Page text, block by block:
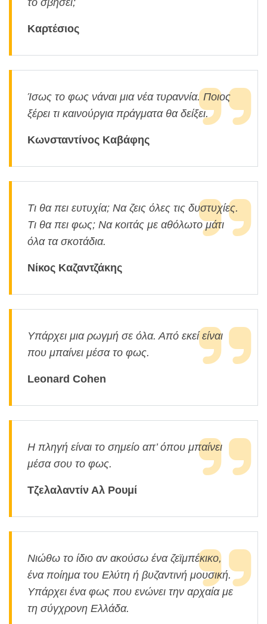
το σβήσει;
Καρτέσιος
Ίσως το φως νάναι μια νέα τυραννία. Ποιος
ξέρει τι καινούργια πράγματα θα δείξει.
Κωνσταντίνος Καβάφης
Τι θα πει ευτυχία; Να ζεις όλες τις δυστυχίες.
Τι θα πει φως; Να κοιτάς με αθόλωτο μάτι
όλα τα σκοτάδια.
Νίκος Καζαντζάκης
Υπάρχει μια ρωγμή σε όλα. Από εκεί είναι
που μπαίνει μέσα το φως.
Leonard Cohen
Η πληγή είναι το σημείο απ’ όπου μπαίνει
μέσα σου το φως.
Τζελαλαντίν Αλ Ρουμί
Νιώθω το ίδιο αν ακούσω ένα ζεϊμπέκικο,
ένα ποίημα του Ελύτη ή βυζαντινή μουσική.
Υπάρχει ένα φως που ενώνει την αρχαία με
τη σύγχρονη Ελλάδα.